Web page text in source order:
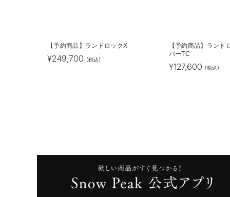
【予約商品】ランドロックX
¥249,700 (税込)
【予約商品】ランド
バーTC
¥127,600 (税込)